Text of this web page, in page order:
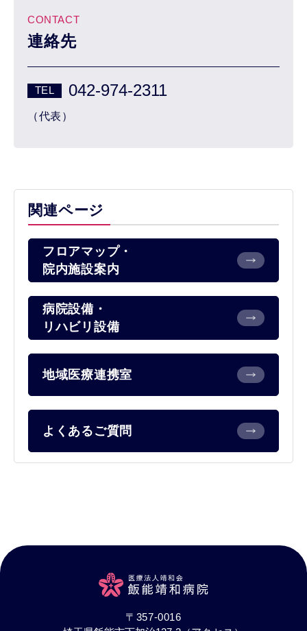
CONTACT
連絡先
TEL 042-974-2311
（代表）
関連ページ
フロアマップ・
院内施設案内
病院設備・
リハビリ設備
地域医療連携室
よくあるご質問
〒357-0016